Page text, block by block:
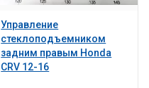
Управление
стеклоподъемником
задним правым Honda
CRV 12-16